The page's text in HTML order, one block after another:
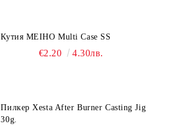
Кутия MEIHO Multi Case SS
€2.20 4.30лв.
Пилкер Xesta After Burner Casting Jig
30g.